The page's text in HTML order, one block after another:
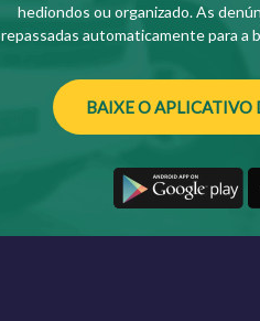
hediondos ou organizado. As
repassadas automaticamente para a
BAIXE O